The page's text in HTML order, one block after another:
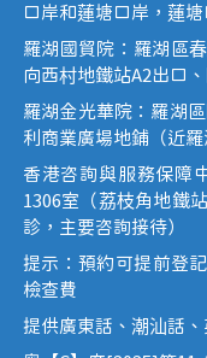
口岸和蓮塘口岸，蓮
羅湖國貿院：羅湖區
向西村地鐵站A2出口
羅湖金光華院：羅湖
利商業廣場地鋪（近羅
香港咨詢與服務保障
1306室（荔枝角地鐵
診，主要咨詢接待）
提示：預約可提前登
檢查費
提供廣東話、潮汕話